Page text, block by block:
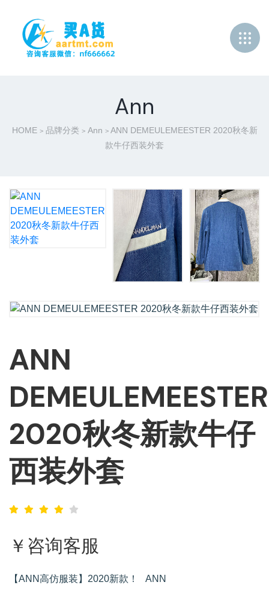
Ann
HOME > 品牌分类 > Ann > ANN DEMEULEMEESTER 2020秋冬新
款牛仔西装外套
ANN
DEMEULEMEESTER
2020秋冬新款牛仔
西装外套
￥咨询客服
【ANN高仿服装】2020新款！ ANN